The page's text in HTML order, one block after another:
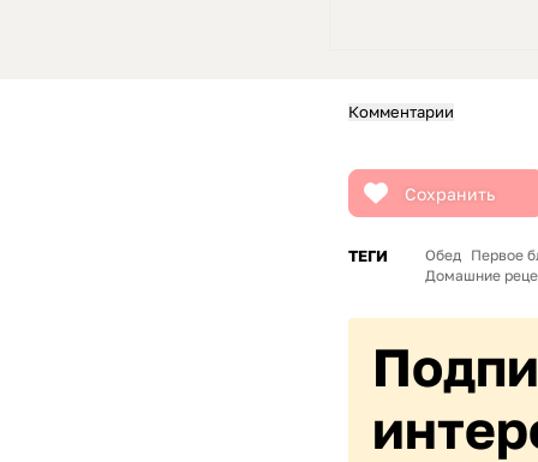
Комментарии
Сохранить
ТЕГИ Обед Первое
Домашние